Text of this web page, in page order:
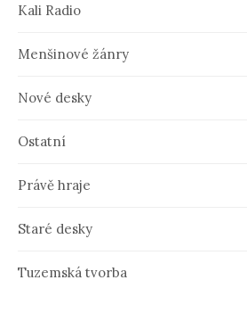
Kali Radio
Menšinové žánry
Nové desky
Ostatní
Právě hraje
Staré desky
Tuzemská tvorba